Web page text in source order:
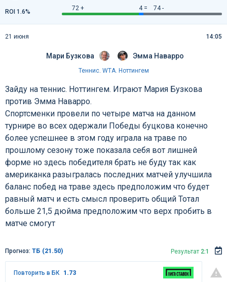
72 + 4 = 74 -
ROI 1.6%
Мари Бузкова
21 июня 14:05
Эмма Наварро
Теннис. WTA. Ноттингем
Зайду на теннис. Ноттингем. Играют Мария Бузкова
против Эмма Наварро.
Спортсменки провели по четыре матча на данном
турнире во всех одержали Победы буцкова конечно
более успешнее в этом году играла на траве по
прошлому сезону тоже показала себя вот лишней
форме но здесь победителя брать не буду так как
американка разыгралась последних матчей улучшила
баланс побед на траве здесь предположим что будет
равный матч и есть смысл проверить общий Тотал
больше 21,5 дюйма предположим что верх пробить в
матче смогут
Прогноз: ТБ (21.50) Результат 2:1
Повторить в БК 1.73